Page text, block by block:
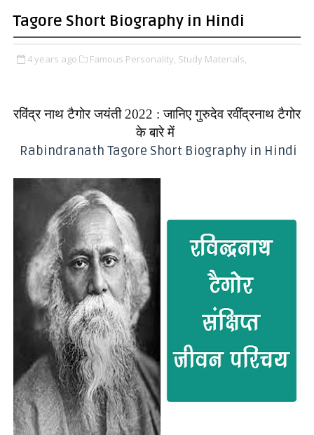
Tagore Short Biography in Hindi
4 years ago Famous Personality, Study Materials,
रविंद्र नाथ टैगोर जयंती 2022 : जानिए गुरुदेव रवींद्रनाथ टैगोर
के बारे में
Rabindranath Tagore Short Biography in Hindi